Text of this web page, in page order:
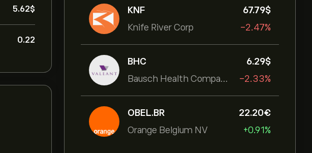
KNF
Knife River Corp
67.79‎$‎
-2.47%
BHC
Bausch Health Companies Inc
6.29‎$‎
-2.33%
OBEL.BR
Orange Belgium NV
22.20‎€‎
+0.91%
5.62‎$‎
0.22